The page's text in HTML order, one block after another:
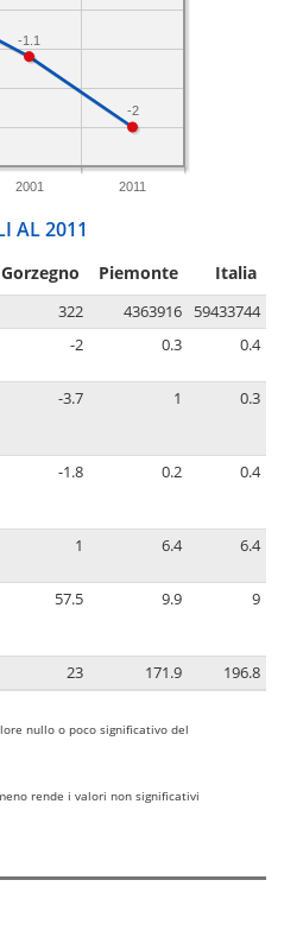
2001 2011
-2
-1.1
AL 2011
Gorzegno Piemonte Italia
322 4363916
59433744
-2 0.3 0.4
-3.7 1 0.3
-1.8 0.2 0.4
1 6.4 6.4
57.5 9.9 9
23 171.9 196.8
nullo o poco significativo del
rende i valori non significativi